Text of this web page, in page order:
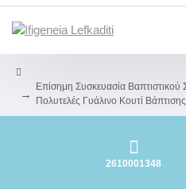
Επίσημη Συσκευασία
Πολυτελές Γυάλινο Κουτί
2610001348